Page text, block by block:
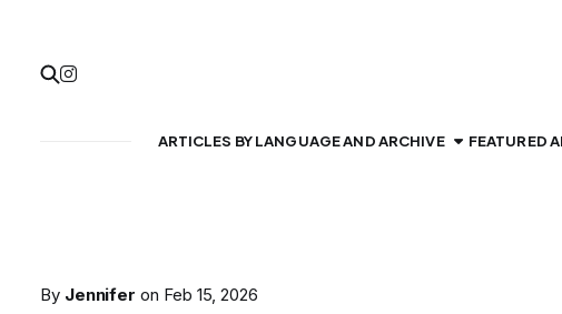
ARTICLES BY LANGUAGE AND ARCHIVE FEATURED
By Jennifer on Feb 15, 2026